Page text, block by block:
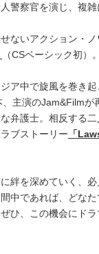
警察官を演じ、複
ないアクション・
（CSベーシック初）。
ア中で旋風を巻き
主演のJam&Filmが
弁護士。相反する
ブストーリー 「
絆を深めていく、
中であれば、どな
ひ、この機会にド